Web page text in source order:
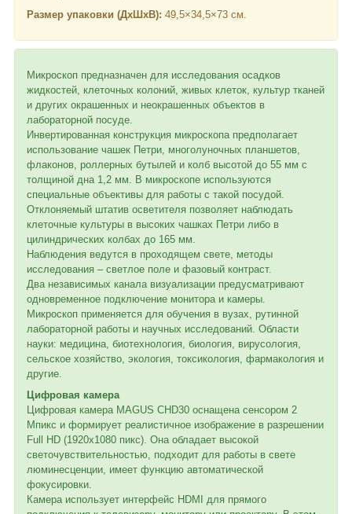
Размер упаковки (ДхШхВ): 49,5×34,5×73 см.
Микроскоп предназначен для исследования осадков
жидкостей, клеточных колоний, живых клеток, культур тканей
и других окрашенных и неокрашенных объектов в
лабораторной посуде.
Инвертированная конструкция микроскопа предполагает
использование чашек Петри, многолуночных планшетов,
флаконов, роллерных бутылей и колб высотой до 55 мм с
толщиной дна 1,2 мм. В микроскопе используются
специальные объективы для работы с такой посудой.
Отклоняемый штатив осветителя позволяет наблюдать
клеточные культуры в высоких чашках Петри либо в
цилиндрических колбах до 165 мм.
Наблюдения ведутся в проходящем свете, методы
исследования – светлое поле и фазовый контраст.
Два независимых канала визуализации предусматривают
одновременное подключение монитора и камеры.
Микроскоп применяется для обучения в вузах, рутинной
лабораторной работы и научных исследований. Области
науки: медицина, биотехнология, биология, вирусология,
сельское хозяйство, экология, токсикология, фармакология и
другие.
Цифровая камера
Цифровая камера MAGUS CHD30 оснащена сенсором 2
Мпикс и формирует реалистичное изображение в разрешении
Full HD (1920x1080 пикс). Она обладает высокой
светочувствительностью, подходит для работы в свете
люминесценции, имеет функцию автоматической
фокусировки.
Камера использует интерфейс HDMI для прямого